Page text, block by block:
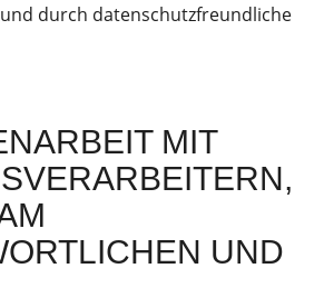
durch datenschutzfreundliche
MIT
UND